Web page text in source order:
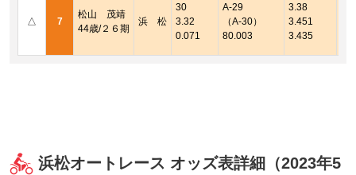
△ 7
松山 茂靖
44歳/２６期
浜 松
30
3.32
0.071
A-29
（A-30）
80.003
3.38
3.451
3.435
浜松オートレース オッズ表詳細（2023年5